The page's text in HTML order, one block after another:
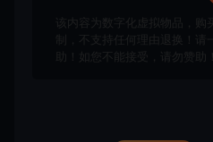
该内容为数字化虚拟物品，购
制，不支持任何理由退换！请
助！如您不能接受，请勿赞